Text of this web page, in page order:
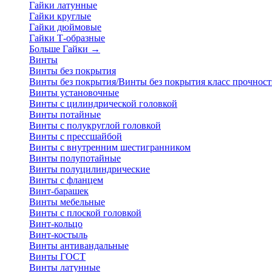
Гайки латунные
Гайки круглые
Гайки дюймовые
Гайки Т-образные
Больше Гайки →
Винты
Винты без покрытия
Винты без покрытия/Винты без покрытия класс
Винты установочные
Винты с цилиндрической головкой
Винты потайные
Винты с полукруглой головкой
Винты с прессшайбой
Винты с внутренним шестигранником
Винты полупотайные
Винты полуцилиндрические
Винты с фланцем
Винт-барашек
Винты мебельные
Винты с плоской головкой
Винт-кольцо
Винт-костыль
Винты антивандальные
Винты ГОСТ
Винты латунные